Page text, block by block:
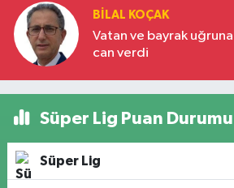
BILAL KOÇAK
Vatan ve bayrak
can verdi
Süper Lig Puan Durumu
Süper Lig